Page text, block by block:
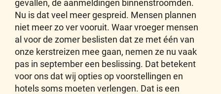
gevallen, de aanmeldingen binnenstroomden.
Nu is dat veel meer gespreid. Mensen plannen
niet meer zo ver vooruit. Waar vroeger mensen
al voor de zomer beslisten dat ze met één van
onze kerstreizen mee gaan, nemen ze nu vaak
pas in september een beslissing. Dat betekent
voor ons dat wij opties op voorstellingen en
hotels soms moeten verlengen. Dat is een